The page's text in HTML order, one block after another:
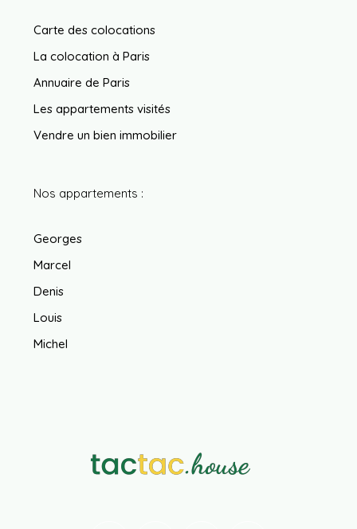
Carte des colocations
La colocation à Paris
Annuaire de Paris
Les appartements visités
Vendre un bien immobilier
Nos appartements :
Georges
Marcel
Denis
Louis
Michel